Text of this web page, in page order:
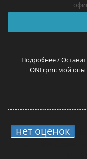
Подробнее /
ONErpm: мой
нет оценок